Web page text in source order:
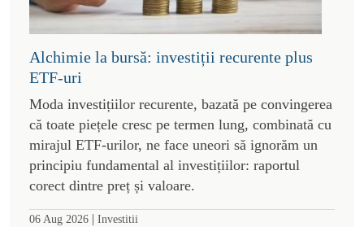
Alchimie la bursă: investiții recurente plus
ETF-uri
Moda investițiilor recurente, bazată pe convingerea
că toate piețele cresc pe termen lung, combinată cu
mirajul ETF-urilor, ne face uneori să ignorăm un
principiu fundamental al investițiilor: raportul
corect dintre preț și valoare.
06 Aug 2026 | Investitii